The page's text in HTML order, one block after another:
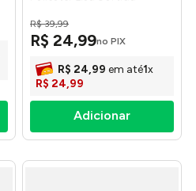
Arte & Cazza
R$ 39,99
R$ 24,99no PIX
R$ 24,99 em até1x
R$ 24,99